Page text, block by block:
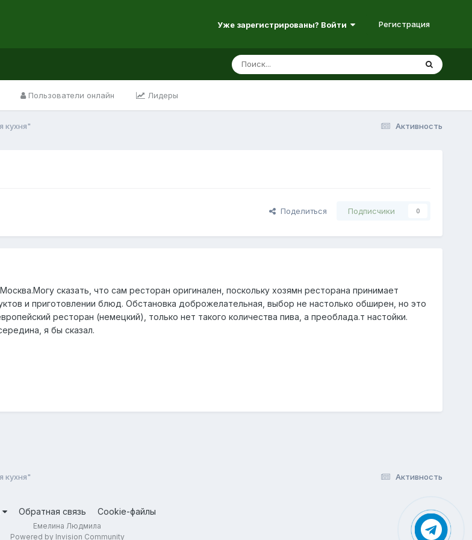
Уже зарегистрированы? Войти Регистрация
Пользователи онлайн Лидеры
Активность
кухня"
Поделиться Подписчики 0
сказать, что сам ресторан оригинален, поскольку хозямн ресторана принимает
и приготовлении блюд. Обстановка доброжелательная, выбор не настолько обширен, но это
ресторан (немецкий), только нет такого количества пива, а преоблада.т настойки.
я бы сказал.
Активность
кухня"
Обратная связь Cookie-файлы
Емелина Людмила
Powered by Invision Community